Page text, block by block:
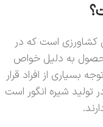
کشاورزی است که در
به دلیل خواص
بسیاری از افراد قرار
تولید شیره انگور است